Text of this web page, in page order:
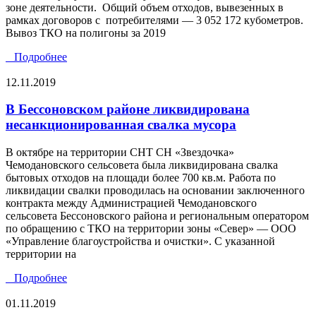
зоне деятельности. Общий объем отходов, вывезенных в
рамках договоров с потребителями — 3 052 172 кубометров.
Вывоз ТКО на полигоны за 2019
Подробнее
12.11.2019
В Бессоновском районе ликвидирована
несанкционированная свалка мусора
В октябре на территории СНТ СН «Звездочка»
Чемодановского сельсовета была ликвидирована свалка
бытовых отходов на площади более 700 кв.м. Работа по
ликвидации свалки проводилась на основании заключенного
контракта между Администрацией Чемодановского
сельсовета Бессоновского района и региональным оператором
по обращению с ТКО на территории зоны «Север» — ООО
«Управление благоустройства и очистки». С указанной
территории на
Подробнее
01.11.2019